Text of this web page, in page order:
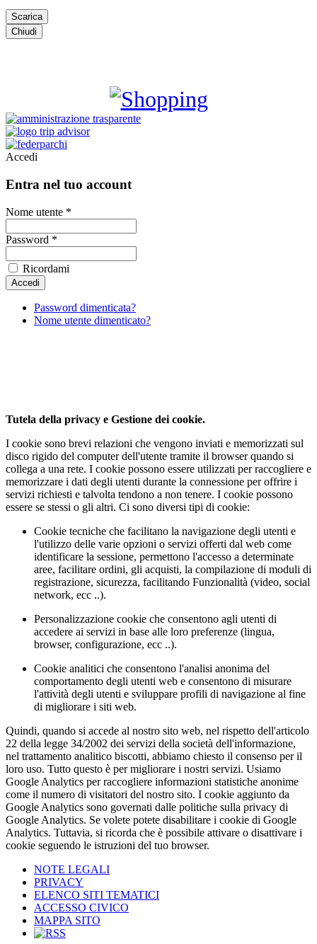
Scarica
Chiudi
Accedi
Entra nel tuo account
Nome utente *
Password *
Ricordami
Password dimenticata?
Nome utente dimenticato?
Tutela della privacy e Gestione dei cookie.
I cookie sono brevi relazioni che vengono inviati e memorizzati sul
disco rigido del computer dell'utente tramite il browser quando si
collega a una rete. I cookie possono essere utilizzati per raccogliere e
memorizzare i dati degli utenti durante la connessione per offrire i
servizi richiesti e talvolta tendono a non tenere. I cookie possono
essere se stessi o gli altri. Ci sono diversi tipi di cookie:
Cookie tecniche che facilitano la navigazione degli utenti e
l'utilizzo delle varie opzioni o servizi offerti dal web come
identificare la sessione, permettono l'accesso a determinate
aree, facilitare ordini, gli acquisti, la compilazione di moduli di
registrazione, sicurezza, facilitando Funzionalità (video, social
network, ecc ..).
Personalizzazione cookie che consentono agli utenti di
accedere ai servizi in base alle loro preferenze (lingua,
browser, configurazione, ecc ..).
Cookie analitici che consentono l'analisi anonima del
comportamento degli utenti web e consentono di misurare
l'attività degli utenti e sviluppare profili di navigazione al fine
di migliorare i siti web.
Quindi, quando si accede al nostro sito web, nel rispetto dell'articolo
22 della legge 34/2002 dei servizi della società dell'informazione,
nel trattamento analitico biscotti, abbiamo chiesto il consenso per il
loro uso. Tutto questo è per migliorare i nostri servizi. Usiamo
Google Analytics per raccogliere informazioni statistiche anonime
come il numero di visitatori del nostro sito. I cookie aggiunto da
Google Analytics sono governati dalle politiche sulla privacy di
Google Analytics. Se volete potete disabilitare i cookie di Google
Analytics. Tuttavia, si ricorda che è possibile attivare o disattivare i
cookie seguendo le istruzioni del tuo browser.
NOTE LEGALI
PRIVACY
ELENCO SITI TEMATICI
ACCESSO CIVICO
MAPPA SITO